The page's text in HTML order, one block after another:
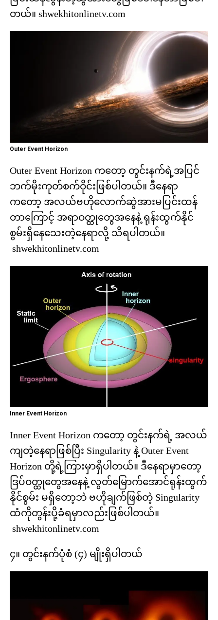
တယ်။ shwekhitonlinetv.com
Outer Event Horizon
Outer Event Horizon ကတော့ တွင်းနက်ရဲ့အပြင်
ဘက်မိုးကုတ်စက်ဝိုင်းဖြစ်ပါတယ်။ ဒီနေရာ
ကတော့ အလယ်ဗဟိုလောက်ဆွဲအားမပြင်းထန်
တာကြောင့် အရာဝတ္ထုတွေအနေနဲ့ ရုန်းထွက်နိုင်
စွမ်းရှိနေသေးတဲ့နေရာလို့ သိရပါတယ်။
shwekhitonlinetv.com
Inner Event Horizon
Inner Event Horizon ကတော့ တွင်းနက်ရဲ့ အလယ်
ကျတဲ့နေရာဖြစ်ပြီး Singularity နဲ့ Outer Event
Horizon တို့ရဲ့ကြားမှာရှိပါတယ်။ ဒီနေရာမှာတော့
ဒြပ်ဝတ္ထုတွေအနေနဲ့ လွတ်မြောက်အောင်ရုန်းထွက်
နိုင်စွမ်း မရှိတော့ဘဲ ဗဟိုချက်ဖြစ်တဲ့ Singularity
ထံကိုတွန်းပို့ခံရမှာလည်းဖြစ်ပါတယ်။
shwekhitonlinetv.com
၄။ တွင်းနက်ပုံစံ (၄) မျိုးရှိပါတယ်